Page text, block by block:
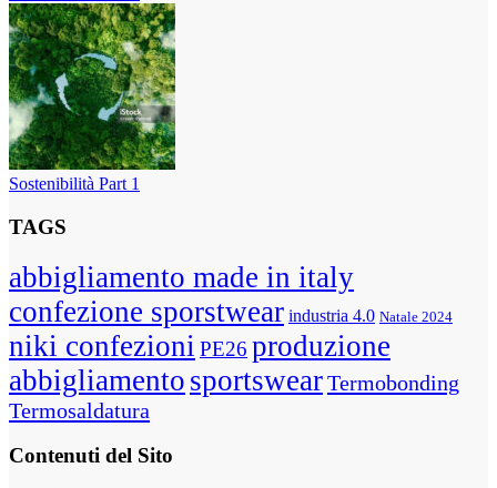
Sostenibilità Part 1
TAGS
abbigliamento made in italy
confezione sporstwear industria 4.0 Natale 2024
niki confezioni PE26 produzione
abbigliamento sportswearTermobonding
Termosaldatura
Contenuti del Sito